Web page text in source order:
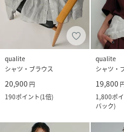
qualite
シャツ・ブラウス
20,900 円
190ポイント(1倍)
qualite
シャツ・
19,800
1,800ポ
バック)